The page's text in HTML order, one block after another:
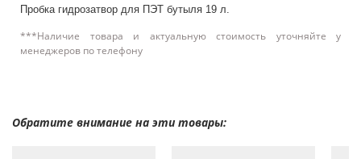
Пробка гидрозатвор для ПЭТ бутыля 19 л.
***Наличие товара и актуальную стоимость уточняйте у
менеджеров по телефону
Обратите внимание на эти товары: